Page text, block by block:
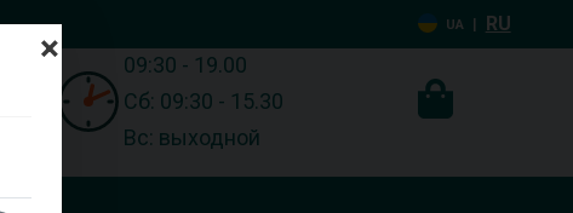
UA | RU
09:30 - 19.00
Сб: 09:30 - 15.30
Вс: выходной
×